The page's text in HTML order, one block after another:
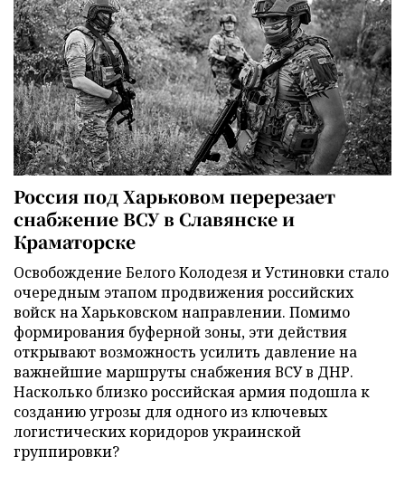
Россия под Харьковом перерезает
снабжение ВСУ в Славянске и
Краматорске
Освобождение Белого Колодезя и Устиновки стало
очередным этапом продвижения российских
войск на Харьковском направлении. Помимо
формирования буферной зоны, эти действия
открывают возможность усилить давление на
важнейшие маршруты снабжения ВСУ в ДНР.
Насколько близко российская армия подошла к
созданию угрозы для одного из ключевых
логистических коридоров украинской
группировки?